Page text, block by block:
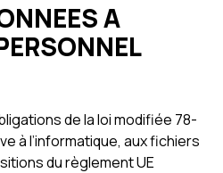
A
de la loi modifiée 78-
à l’informatique, aux fichiers
du règlement UE